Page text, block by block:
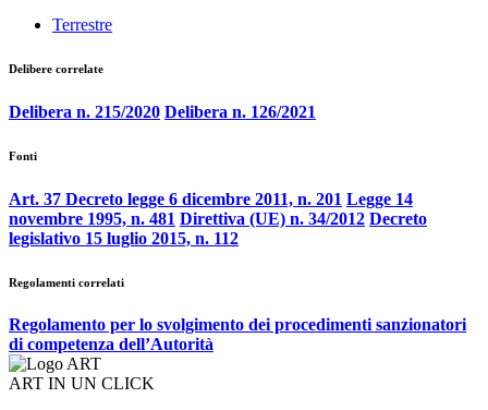
Terrestre
Delibere correlate
Delibera n. 215/2020 Delibera n. 126/2021
Fonti
Art. 37 Decreto legge 6 dicembre 2011, n. 201 Legge 14
novembre 1995, n. 481 Direttiva (UE) n. 34/2012 Decreto
legislativo 15 luglio 2015, n. 112
Regolamenti correlati
Regolamento per lo svolgimento dei procedimenti sanzionatori
di competenza dell’Autorità
ART IN UN CLICK